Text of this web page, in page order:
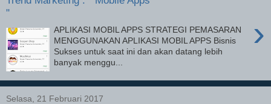
"
›
APLIKASI MOBIL APPS STRATEGI PEMASARAN
MENGGUNAKAN APLIKASI MOBIL APPS Bisnis
Sukses untuk saat ini dan akan datang lebih
banyak menggu...
Selasa, 21 Februari 2017